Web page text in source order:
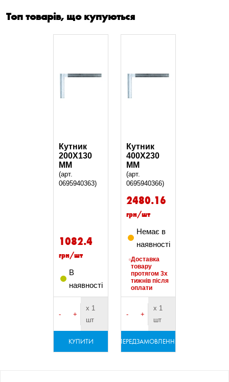
Топ товарів, що купуються
Кутник
200X130
ММ
(арт.
0695940363)
1082.4
грн/шт
В
наявності
- +
х 1
шт
КУПИТИ
Кутник
400X230
MM
(арт.
0695940366)
2480.16
грн/шт
Немає в
наявності
Доставка
товару
протягом 3х
тижнів після
оплати
- +
х 1
шт
ПЕРЕДЗАМОВЛЕННЯ